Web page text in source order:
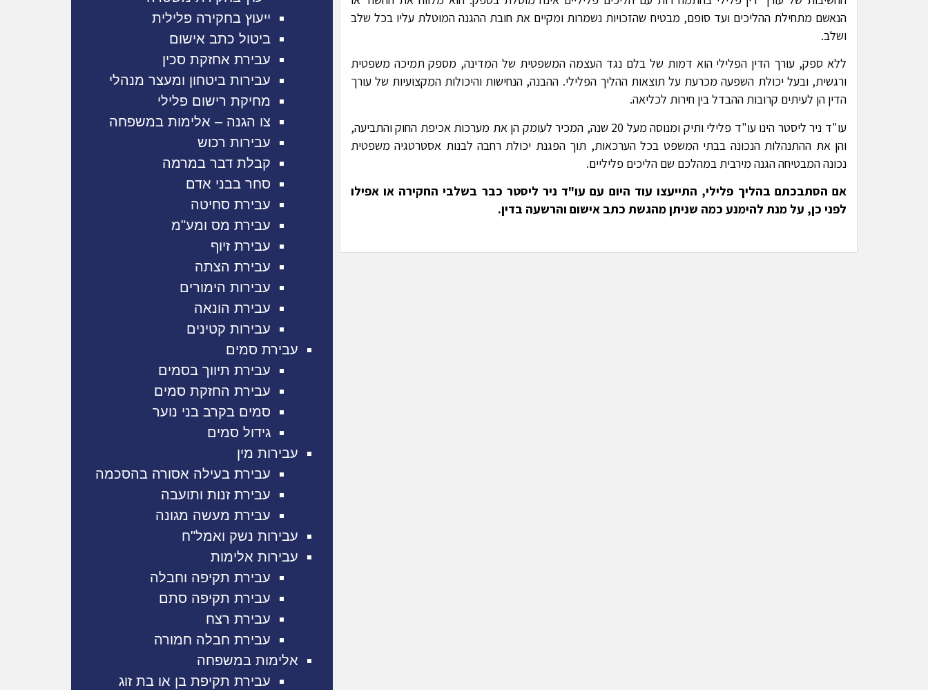
הנאשם מתחילת ההליכים ועד סופם, מבטיח שהזכויות נשמרות ומקיים את חובת ההגנה המוטלת עליו בכל שלב
ושלב.
ללא ספק, עורך הדין הפלילי הוא דמות של בלם נגד העצמה המשפטית של המדינה, מספק תמיכה משפטית
ורגשית, ובעל יכולת השפעה מכרעת על תוצאות ההליך הפלילי. ההבנה, הנחישות והיכולות המקצועיות של עורך
הדין הן לעיתים קרובות ההבדל בין חירות לכליאה.
עו"ד ניר ליסטר הינו עו"ד פלילי ותיק ומנוסה מעל 20 שנה, המכיר לעומק הן את מערכות אכיפת החוק והתביעה,
והן את ההתנהלות הנכונה בבתי המשפט בכל הערכאות, תוך הפגנת יכולת רחבה לבנות אסטרטגיה משפטית
נכונה המבטיחה הגנה מירבית במהלכם שם הליכים פליליים.
אם הסתבכתם בהליך פלילי, התייעצו עוד היום עם עו"ד ניר ליסטר כבר בשלבי החקירה או אפילו
לפני כן, על מנת להימנע כמה שניתן מהגשת כתב אישום והרשעה בדין.
ייעוץ בחקירה פלילית
ביטול כתב אישום
עבירת אחזקת סכין
עבירות ביטחון ומעצר מנהלי
מחיקת רישום פלילי
צו הגנה – אלימות במשפחה
עבירות רכוש
קבלת דבר במרמה
סחר בבני אדם
עבירת סחיטה
עבירת מס ומע"מ
עבירת זיוף
עבירת הצתה
עבירות הימורים
עבירת הונאה
עבירות קטינים
עבירת סמים
עבירת תיווך בסמים
עבירת החזקת סמים
סמים בקרב בני נוער
גידול סמים
עבירות מין
עבירת בעילה אסורה בהסכמה
עבירת זנות ותועבה
עבירת מעשה מגונה
עבירות נשק ואמל"ח
עבירות אלימות
עבירת תקיפה וחבלה
עבירת תקיפה סתם
עבירת רצח
עבירת חבלה חמורה
אלימות במשפחה
עבירת תקיפת בן או בת זוג